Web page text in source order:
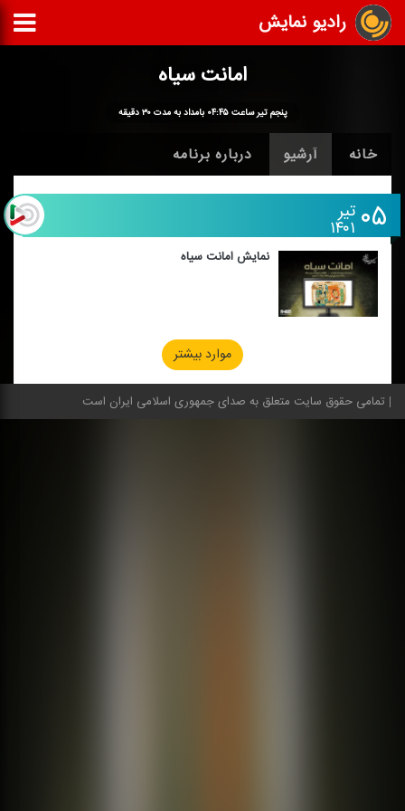
رادیو نمایش
امانت سیاه
پنجم تیر ساعت ۰۴:۴۵ بامداد به مدت ۳۰ دقیقه
خانه آرشیو درباره برنامه
۰۵ تیر
۱۴۰۱
نمایش امانت سیاه
موارد بیشتر
تمامی حقوق سایت متعلق به صدای جمهوری اسلامی ایران است